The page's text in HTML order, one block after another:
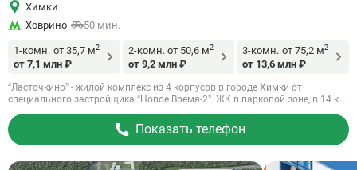
Химки
Ховрино
50 мин.
1-комн. от 35,7 м2
от 7,1 млн ₽
2-комн. от 50,6 м2
от 9,2 млн ₽
3-комн. от 75,2 м2
от 13,6 млн ₽
“Ласточкино” - жилой комплекс из 4 корпусов в городе Химки от
специального застройщика “Новое Время-2”. ЖК в парковой зоне, в 14 к...
Показать телефон